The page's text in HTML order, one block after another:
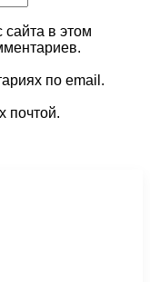
в этом
по email.
почтой.